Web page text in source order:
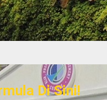
Di Sini!